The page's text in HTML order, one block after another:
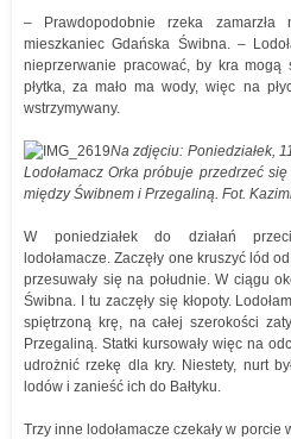
– Prawdopodobnie rzeka
mieszkaniec Gdańska Świbna. –
nieprzerwanie pracować, by kra mogą
płytka, za mało ma wody, więc na
wstrzymywany.
Na zdjęciu: Poniedziałek,
Lodołamacz Orka próbuje przedrzeć
między Świbnem i Przegaliną. Fot.
W poniedziałek do działań
lodołamacze. Zaczęły one kruszyć lód
przesuwały się na południe. W ciągu
Świbna. I tu zaczęły się kłopoty.
spiętrzoną krę, na całej szerokości
Przegaliną. Statki kursowały więc na
udrożnić rzekę dla kry. Niestety, nurt
lodów i zanieść ich do Bałtyku.
Trzy inne lodołamacze czekały w porcie